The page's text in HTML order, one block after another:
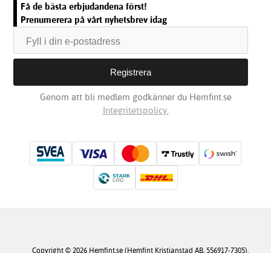
Få de bästa erbjudandena först!
Prenumerera på vårt nyhetsbrev idag
Genom att bli medlem godkänner du Hemfint.se
Integritetspolicy.
Copyright © 2026 Hemfint.se (Hemfint Kristianstad AB, 556917-7305).